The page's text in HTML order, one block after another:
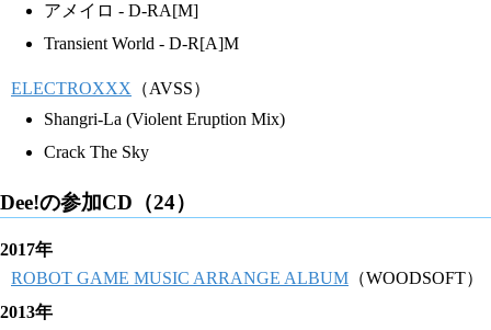
アメイロ - D-RA[M]
Transient World - D-R[A]M
ELECTROXXX （AVSS）
Shangri-La (Violent Eruption Mix)
Crack The Sky
Dee!の参加CD（24）
2017年
ROBOT GAME MUSIC ARRANGE ALBUM （WOODSOFT）
2013年